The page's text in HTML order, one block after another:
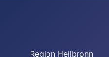
Region Heilbronn